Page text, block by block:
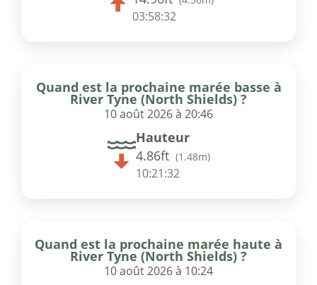
03:58:32
Quand est la prochaine marée basse à
River Tyne (North Shields) ?
10 août 2026 à 20:46
Hauteur
4.86ft (1.48m)
10:21:32
Quand est la prochaine marée haute à
River Tyne (North Shields) ?
10 août 2026 à 10:24